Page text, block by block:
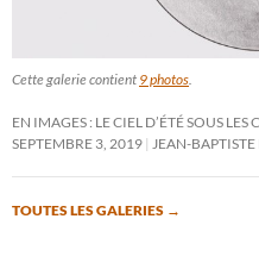
Cette galerie contient 9 photos
EN IMAGES : LE CIEL D’ÉTÉ SOUS
SEPTEMBRE 3, 2019
JEAN-
TOUTES LES GALERIES →